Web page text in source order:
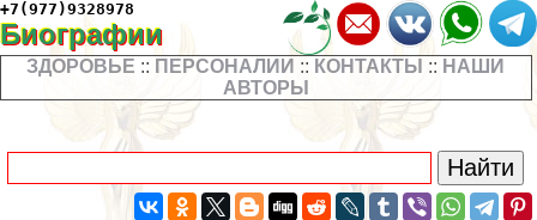
+7(977)9328978
Биографии
ЗДОРОВЬЕ :: ПЕРСОНАЛИИ :: КОНТАКТЫ :: НАШИ
АВТОРЫ